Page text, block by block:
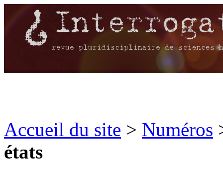
Accueil du site > Numéros
états